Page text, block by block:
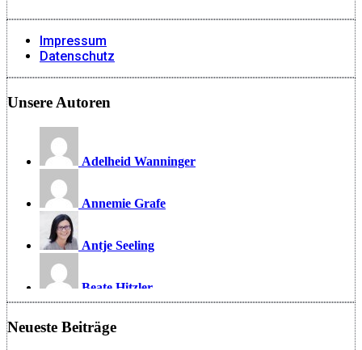
Impressum
Datenschutz
Unsere Autoren
Adelheid Wanninger
Annemie Grafe
Antje Seeling
Beate Hitzler
Birgit Werner
Neueste Beiträge